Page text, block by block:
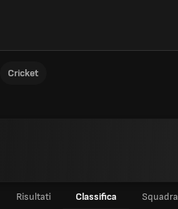
Cricket
Risultati Classifica Squadra